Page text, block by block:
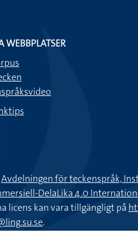
WEBBPLATSER
Avdelningen för teckenspråk,
DelaLika 4.0
licens kan vara tillgängligt på
.